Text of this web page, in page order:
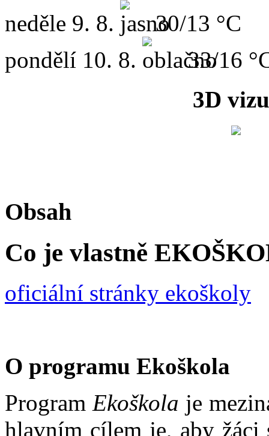
neděle 9. 8.
30/13 °C
pondělí 10. 8.
33/16
3D
Obsah
Co je vlastně
oficiální stránky ekoškoly
O programu Ekoškola
Program Ekoškola je
hlavním cílem je, aby